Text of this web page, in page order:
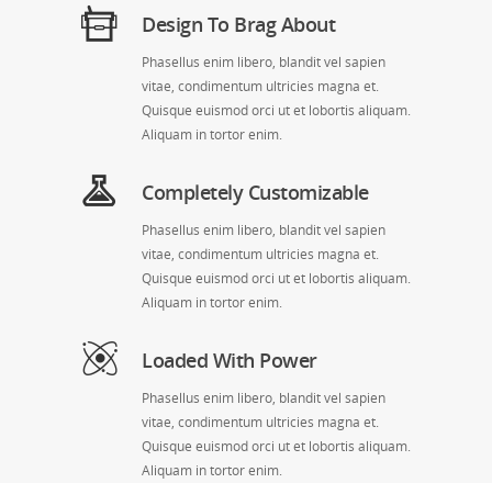
Design To Brag About
Phasellus enim libero, blandit vel sapien
vitae, condimentum ultricies magna et.
Quisque euismod orci ut et lobortis aliquam.
Aliquam in tortor enim.
Completely Customizable
Phasellus enim libero, blandit vel sapien
vitae, condimentum ultricies magna et.
Quisque euismod orci ut et lobortis aliquam.
Aliquam in tortor enim.
Loaded With Power
Phasellus enim libero, blandit vel sapien
vitae, condimentum ultricies magna et.
Quisque euismod orci ut et lobortis aliquam.
Aliquam in tortor enim.